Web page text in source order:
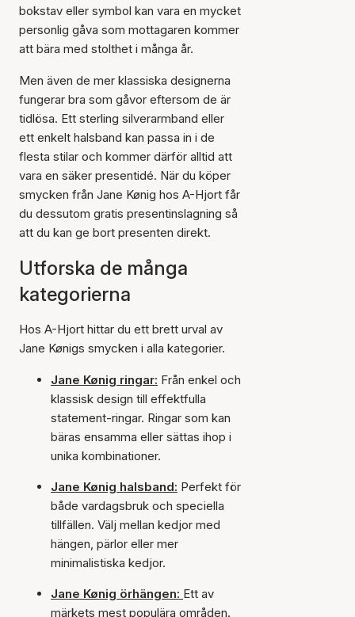
bokstav eller symbol kan vara en mycket
personlig gåva som mottagaren kommer
att bära med stolthet i många år.
Men även de mer klassiska designerna
fungerar bra som gåvor eftersom de är
tidlösa. Ett sterling silverarmband eller
ett enkelt halsband kan passa in i de
flesta stilar och kommer därför alltid att
vara en säker presentidé. När du köper
smycken från Jane Kønig hos A-Hjort får
du dessutom gratis presentinslagning så
att du kan ge bort presenten direkt.
Utforska de många
kategorierna
Hos A-Hjort hittar du ett brett urval av
Jane Kønigs smycken i alla kategorier.
Jane Kønig ringar: Från enkel och
klassisk design till effektfulla
statement-ringar. Ringar som kan
bäras ensamma eller sättas ihop i
unika kombinationer.
Jane Kønig halsband: Perfekt för
både vardagsbruk och speciella
tillfällen. Välj mellan kedjor med
hängen, pärlor eller mer
minimalistiska kedjor.
Jane Kønig örhängen: Ett av
märkets mest populära områden.